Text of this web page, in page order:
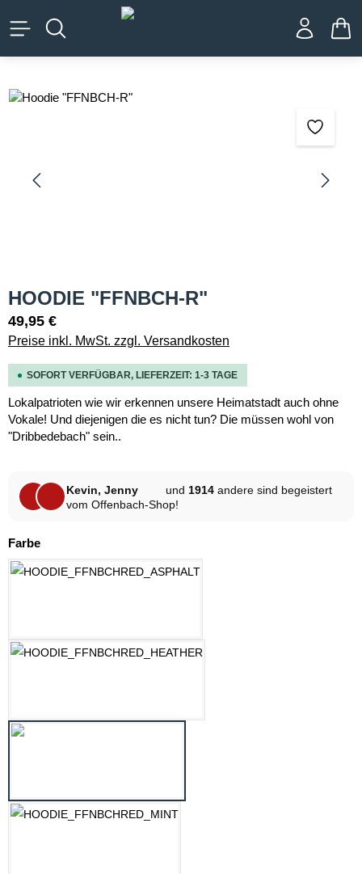
springen
Bildergalerie überspringen
HOODIE "FFNBCH-R"
49,95 €
Preise inkl. MwSt. zzgl. Versandkosten
SOFORT VERFÜGBAR, LIEFERZEIT: 1-3 TAGE
Lokalpatrioten wie wir erkennen unsere Heimatstadt auch ohne
Vokale! Und diejenigen die es nicht tun? Die müssen wohl von
"Dribbedebach" sein..
Kevin, Jenny und 1914 andere sind begeistert
vom Offenbach-Shop!
Farbeauswählen